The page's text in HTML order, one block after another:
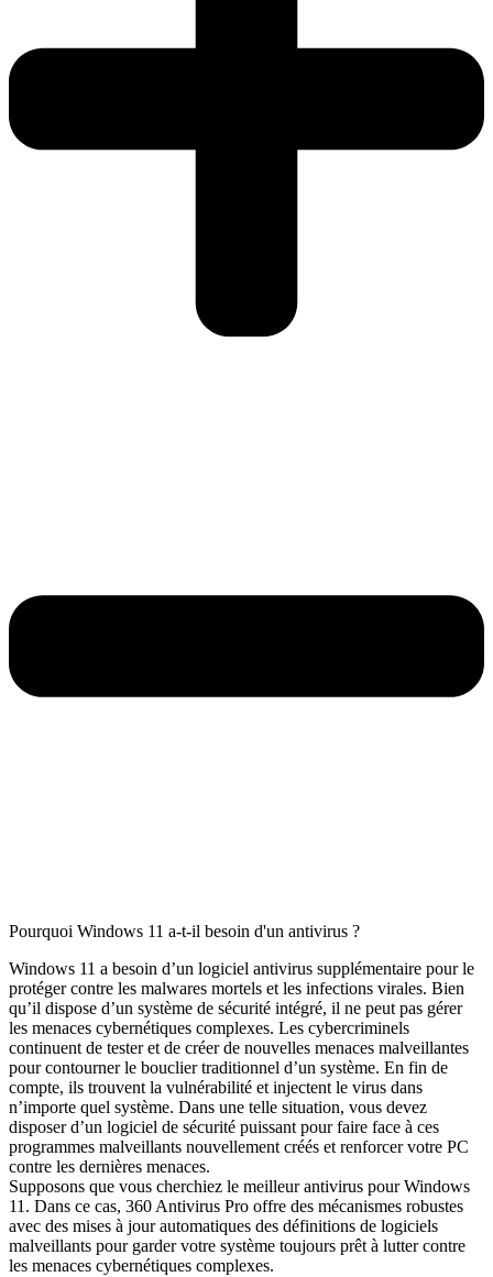
Pourquoi Windows 11 a-t-il besoin d'un antivirus ?
Windows 11 a besoin d’un logiciel antivirus supplémentaire pour le
protéger contre les malwares mortels et les infections virales. Bien
qu’il dispose d’un système de sécurité intégré, il ne peut pas gérer
les menaces cybernétiques complexes. Les cybercriminels
continuent de tester et de créer de nouvelles menaces malveillantes
pour contourner le bouclier traditionnel d’un système. En fin de
compte, ils trouvent la vulnérabilité et injectent le virus dans
n’importe quel système. Dans une telle situation, vous devez
disposer d’un logiciel de sécurité puissant pour faire face à ces
programmes malveillants nouvellement créés et renforcer votre PC
contre les dernières menaces.
Supposons que vous cherchiez le meilleur antivirus pour Windows
11. Dans ce cas, 360 Antivirus Pro offre des mécanismes robustes
avec des mises à jour automatiques des définitions de logiciels
malveillants pour garder votre système toujours prêt à lutter contre
les menaces cybernétiques complexes.